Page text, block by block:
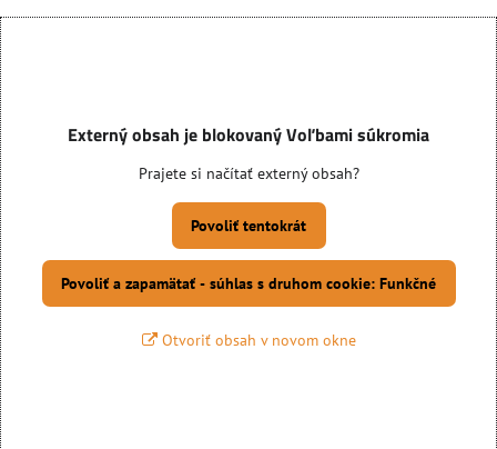
Externý obsah je blokovaný Voľbami súkromia
Prajete si načítať externý obsah?
Povoliť tentokrát
Povoliť a zapamätať - súhlas s druhom cookie: Funkčné
Otvoriť obsah v novom okne